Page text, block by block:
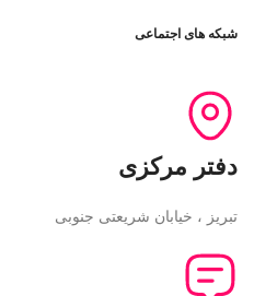
شبکه های اجتماعی
دفتر مرکزی
تبریز ، خیابان شریعتی جنوبی